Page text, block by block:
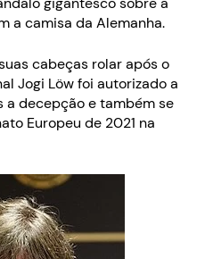
a camisa da Alemanha.
cabeças rolar após o
Jogi Löw foi autorizado a
a decepção e também se
Europeu de 2021 na